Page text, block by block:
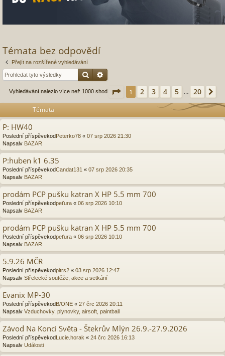
Témata bez odpovědí
Přejít na rozšířené vyhledávání
Hledat
Vyhledávání nalezlo více než 1000 shod Stránka 1z 20
1 2 3 4 5 20
Témata
P: HW40
Poslední příspěvekodPeterko78 « 07 srp 2026 21:30
Napsalv BAZAR
P:huben k1 6.35
Poslední příspěvekodCandat131 « 07 srp 2026 20:35
Napsalv BAZAR
prodám PCP pušku katran X HP 5.5 mm 700
Poslední příspěvekodpeťura « 06 srp 2026 10:10
Napsalv BAZAR
prodám PCP pušku katran X HP 5.5 mm 700
Poslední příspěvekodpeťura « 06 srp 2026 10:10
Napsalv BAZAR
5.9.26 MČR
Poslední příspěvekodpitrs2 « 03 srp 2026 12:47
Napsalv Střelecké soutěže, akce a setkání
Evanix MP-30
Poslední příspěvekodB/ONE « 27 črc 2026 20:11
Napsalv Vzduchovky, plynovky, airsoft, paintball
Závod Na Konci Světa - Štekrův Mlýn 26.9.-27.9.2026
Poslední příspěvekodLucie.horak « 24 črc 2026 16:13
Napsalv Události